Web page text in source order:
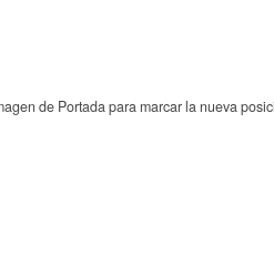
de Portada para marcar la nueva